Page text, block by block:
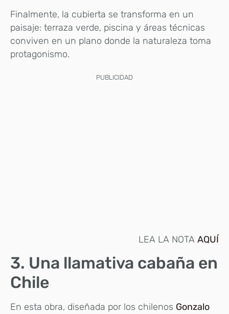
Finalmente, la cubierta se transforma en un
paisaje: terraza verde, piscina y áreas técnicas
conviven en un plano donde la naturaleza toma
protagonismo.
PUBLICIDAD
LEA LA NOTA AQUÍ
3. Una llamativa cabaña en
Chile
En esta obra, diseñada por los chilenos Gonzalo